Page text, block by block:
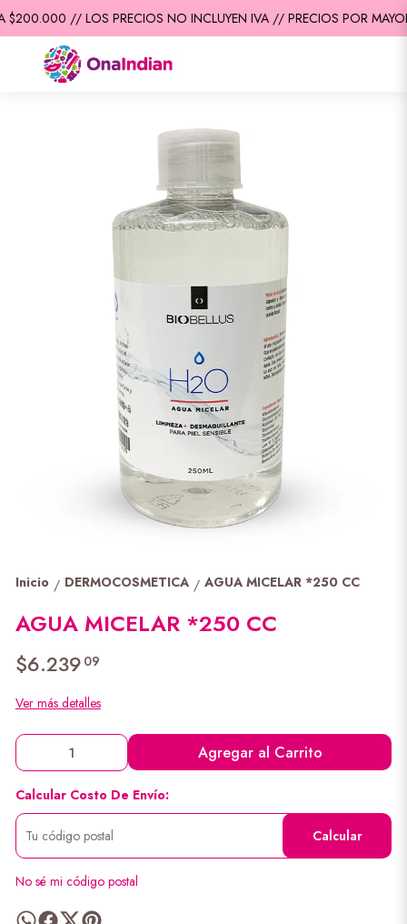
// LOS PRECIOS NO INCLUYEN IVA // PRECIOS POR
Inicio / DERMOCOSMETICA / AGUA MICELAR *250 CC
AGUA MICELAR *250 CC
$6.239 09
Ver más detalles
Agregar al Carrito
Calcular Costo De Envío:
Calcular
No sé mi código postal